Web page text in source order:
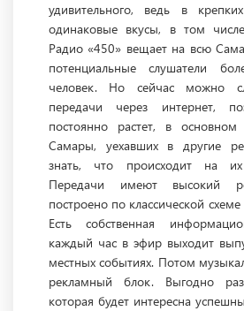
удивительного, ведь в
одинаковые вкусы, в том
Радио «450» вещает на всю
потенциальные слушатели
человек. Но сейчас можно
передачи через интернет,
постоянно растет, в
Самары, уехавших в другие
знать, что происходит на
Передачи имеют высокий
построено по классической
Есть собственная
каждый час в эфир выходит
местных событиях. Потом
рекламный блок. Выгодно
которая будет интересна